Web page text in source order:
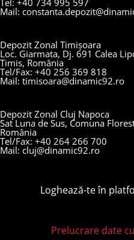
Tel: +40 734 995 597
Mail:
Depozit Zonal Timișoara
Loc. Giarmata, Dj. 691 Calea
Timis, România
Tel/Fax: +40 256 369 818
Mail: timisoara@dinamic92.ro
Depozit Zonal Cluj Napoca
Sat Luna de Sus, Comuna
România
Tel/Fax: +40 264 266 700
Mail: cluj@dinamic92.ro
Loghează-te în
Prelucrare date